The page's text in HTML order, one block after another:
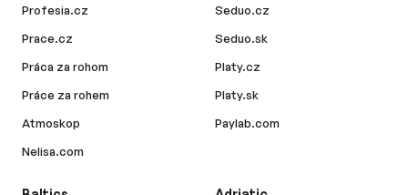
Profesia.cz
Prace.cz
Práca za rohom
Práce za rohem
Atmoskop
Nelisa.com
Seduo.cz
Seduo.sk
Platy.cz
Platy.sk
Paylab.com